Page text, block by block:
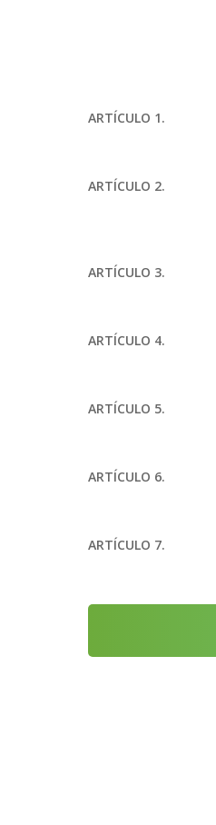
ARTÍCULO 1.
ARTÍCULO 2.
ARTÍCULO 3.
ARTÍCULO 4.
ARTÍCULO 5.
ARTÍCULO 6.
ARTÍCULO 7.